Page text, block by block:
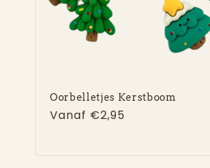
Oorbelletjes Kerstboom
Normale
Vanaf €2,95